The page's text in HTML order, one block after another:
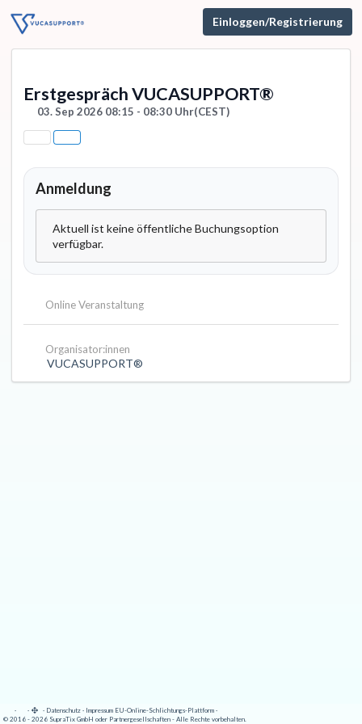
Einloggen/Registrierung
Erstgespräch VUCASUPPORT®
03. Sep 2026 08:15 - 08:30 Uhr(CEST)
Anmeldung
Aktuell ist keine öffentliche Buchungsoption
verfügbar.
Online Veranstaltung
Organisator:innen
VUCASUPPORT®
· · · Datenschutz · Impressum EU-Online-Schlichtungs-Plattform ·
© 2016 - 2026 SupraTix GmbH oder Partnergesellschaften - Alle Rechte vorbehalten.